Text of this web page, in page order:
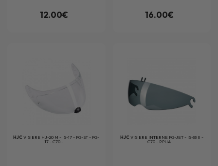
12.00€ 16.00€
HJCVISIERE HJ-20 M - IS-17 - FG-ST - FG-
17 - C70 -...
HJC VISIERE INTERNE FG-JET - IS-33 II -
C70 - RPHA ...